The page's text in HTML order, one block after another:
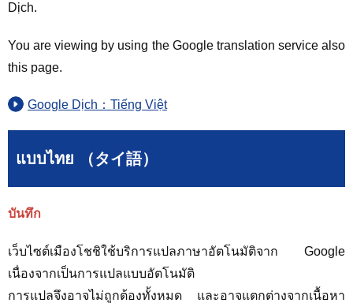
Dịch.
You are viewing by using the Google translation service also
this page.
Google Dịch：Tiếng Việt
แบบไทย （タイ語）
บันทึก
เว็บไซต์เมืองโชชิใช้บริการแปลภาษาอัตโนมัติจาก Google
เนื่องจากเป็นการแปลแบบอัตโนมัติ
การแปลจึงอาจไม่ถูกต้องทั้งหมด และอาจแตกต่างจากเนื้อหา